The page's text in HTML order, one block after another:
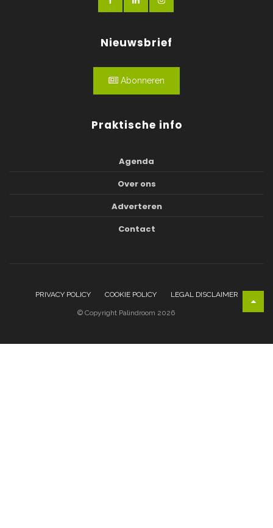
Nieuwsbrief
Abonneren
Praktische info
Agenda
Over ons
Adverteren
Contact
PRIVACY POLICY COOKIE POLICY LEGAL DISCLAIMER
© Copyright Palindroom 2026